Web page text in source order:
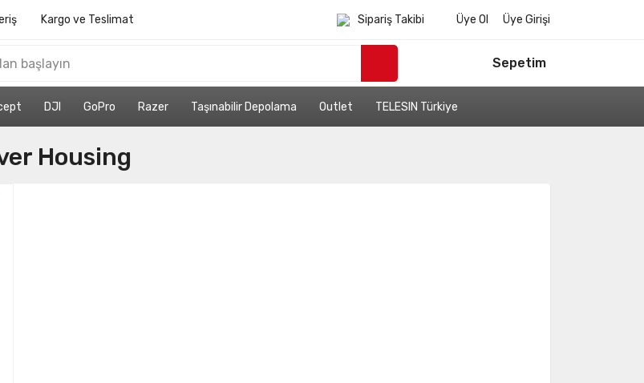
Kargo ve Teslimat Sipariş Takibi Üye Ol Üye Girişi
Sepetim
DJI GoPro Razer Taşınabilir Depolama Outlet TELESIN Türkiye
Housing